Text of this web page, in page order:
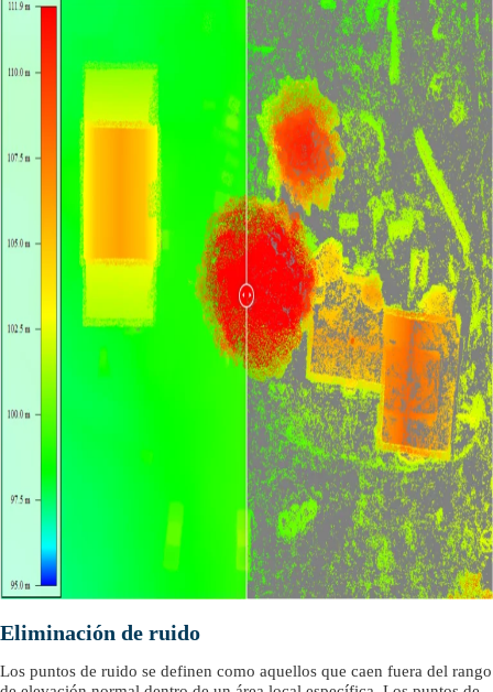
Eliminación de ruido
Los puntos de ruido se definen como aquellos que caen fuera del rango